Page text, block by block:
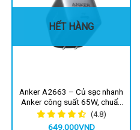
HẾT HÀNG
Anker A2663 – Củ sạc nhanh
Anker công suất 65W, chuẩn
sạc PD/PPS/QC dành cho
iphone, samsung, android,
(4.8)
649.000VND